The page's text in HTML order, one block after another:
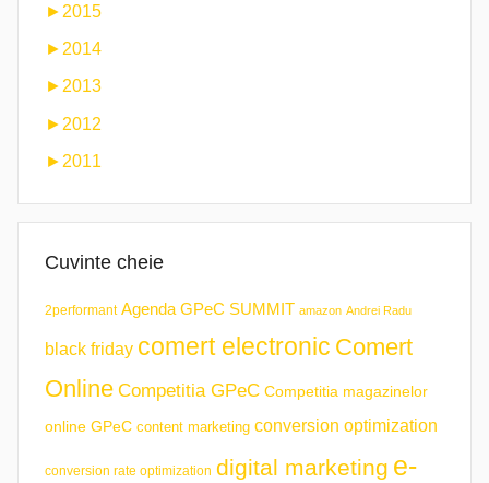
► 2015
► 2014
► 2013
► 2012
► 2011
Cuvinte cheie
2performant Agenda GPeC SUMMIT amazon Andrei Radu
black friday comert electronic Comert
Online Competitia GPeC Competitia magazinelor
online GPeC content marketing conversion optimization
conversion rate optimization digital marketing e-